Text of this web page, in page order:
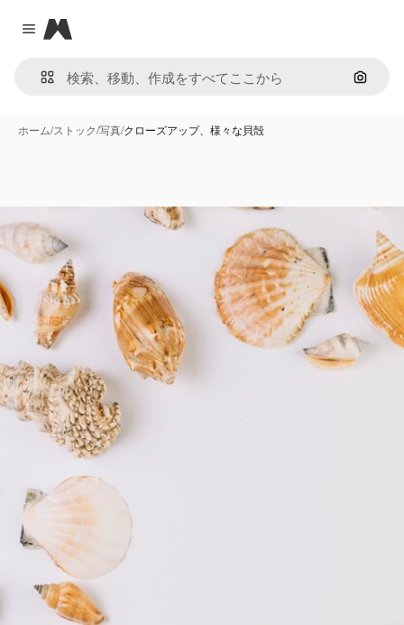
Close menu
Magnific
画像で
ホーム/ストック/写真/クローズアップ、様々な貝殻